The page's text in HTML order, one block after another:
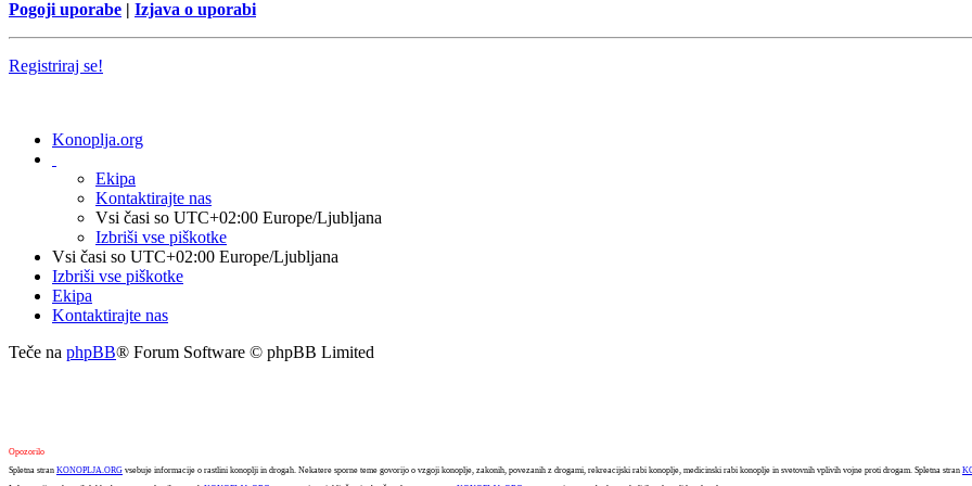
Pogoji uporabe | Izjava o uporabi
Registriraj se!
Konoplja.org
Ekipa
Kontaktirajte nas
Vsi časi so UTC+02:00 Europe/Ljubljana
Izbriši vse piškotke
Vsi časi so UTC+02:00 Europe/Ljubljana
Izbriši vse piškotke
Ekipa
Kontaktirajte nas
Teče na phpBB® Forum Software © phpBB Limited
Opozorilo
Spletna stran KONOPLJA.ORG vsebuje informacije o rastlini konoplji in drogah. Nekatere sporne teme govorijo o vzgoji konoplje, zakonih, povezanih z drogami, rekreacijski rabi konoplje, medicinski rabi konoplje in svetovnih vplivih vojne proti drogam. Spletna stran